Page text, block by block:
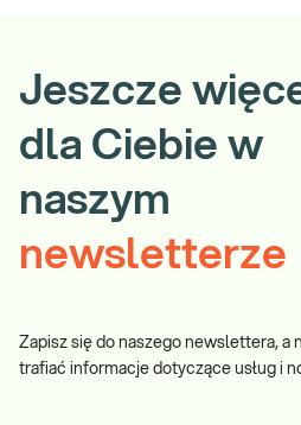
Jeszcze
dla Ciebie w
naszym
newsletterze
Zapisz się do naszego newslettera, a
trafiać informacje dotyczące usług i